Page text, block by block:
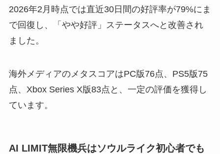
2026年2月時点では直近30日間の好評率が79%にま
で回復し、「やや好評」ステータスへと改善され
ました。
海外メディアのメタスコアはPC版76点、PS5版75
点、Xbox Series X版83点と、一定の評価を獲得し
ています。
AI LIMIT無限機兵はソウルライク初心者でも